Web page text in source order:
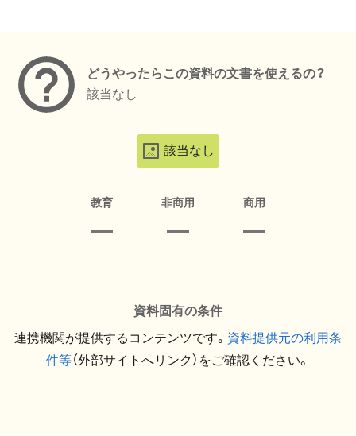
どうやったらこの資料の文書を使えるの？
該当なし
該当なし
教育 非商用 商用
資料固有の条件
連携機関が提供するコンテンツです。 資料提供元の利用条
件等（外部サイトへリンク）をご確認ください。